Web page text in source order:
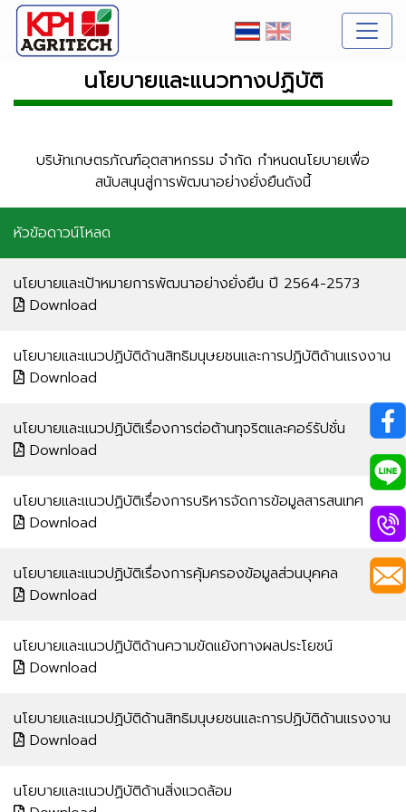
นโยบายและแนวทางปฏิบัติ
บริษัทเกษตรภัณฑ์อุตสาหกรรม จำกัด กำหนดนโยบายเพื่อ
สนับสนุนสู่การพัฒนาอย่างยั่งยืนดังนี้
หัวข้อดาวน์โหลด
นโยบายและเป้าหมายการพัฒนาอย่างยั่งยืน ปี 2564-2573​
Download
นโยบายและแนวปฏิบัติด้านสิทธิมนุษยชนและการปฏิบัติด้านแรงงาน​
Download
นโยบายและแนวปฏิบัติเรื่องการต่อต้านทุจริตและคอร์รัปชั่น​
Download
นโยบายและแนวปฏิบัติเรื่องการบริหารจัดการข้อมูลสารสนเทศ​
Download
นโยบายและแนวปฏิบัติเรื่องการคุ้มครองข้อมูลส่วนบุคคล​
Download
นโยบายและแนวปฏิบัติด้านความขัดแย้งทางผลประโยชน์
Download
นโยบายและแนวปฏิบัติด้านสิทธิมนุษยชนและการปฏิบัติด้านแรงงาน
Download
นโยบายและแนวปฏิบัติด้านสิ่งแวดล้อม